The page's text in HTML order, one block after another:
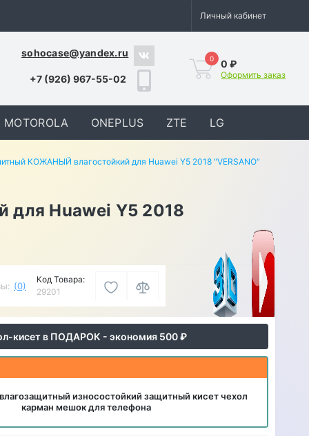
Личный кабинет
sohocase@yandex.ru
+7 (926) 967-55-02
0 0 ₽
Оформить заказ
MOTOROLA ONEPLUS ZTE LG
КОЖАНЫЙ влагостойкий для Huawei Y5 2018 "VERSANO"
Huawei Y5 2018
(0)
Код Товара:
29201
кисет в ПОДАРОК - экономия 500 ₽
износостойкий защитный кисет чехол
карман мешок для телефона